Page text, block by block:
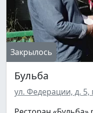
Закрылось
Бульба
ул. Федерации, д. 5,